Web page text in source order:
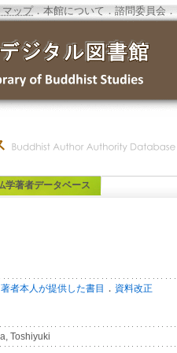
マップ．本館について ．諮問委員会 ．
学著者データベース
著者本人が提供した書目 ． 資料改正
Toshiyuki